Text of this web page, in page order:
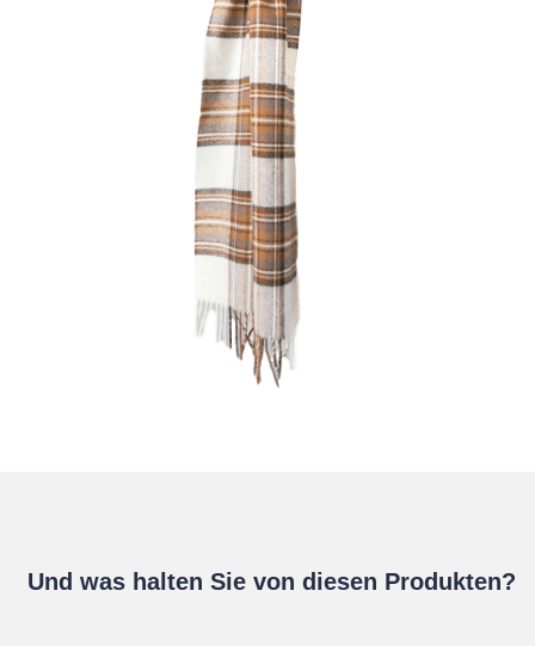
Und was halten Sie von diesen Produkten?